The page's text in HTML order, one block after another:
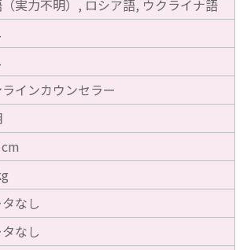
実力不明）, ロシア語, ウクライナ語
インカウンセラー
なし
なし